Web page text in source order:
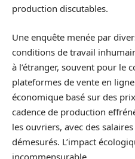
production discutables.
Une enquête menée par
conditions de travail
à l’étranger, souvent pour le
plateformes de vente en
économique basé sur des
cadence de production
les ouvriers, avec des
démesurés. L’impact
incommensurable.